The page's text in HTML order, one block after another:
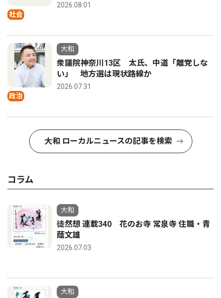
社会
2026.08.01
政治
大和
衆議院神奈川13区 太氏、中道「離党しな
い」 地方選は現状路線か
2026.07.31
大和 ローカルニュースの記事を検索
コラム
大和
徒然想 連載340 花のお寺 常泉寺 住職・青
蔭文雄
2026.07.03
大和